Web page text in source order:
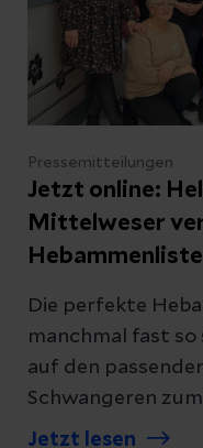
bestätigt die
Regionales
Traumanetzwerk
Pressemitteilungen
Jetzt online:
Mittelweser
Die perfekte
manchmal fast so
auf den
Schwangeren
komplett
Jetzt lesen